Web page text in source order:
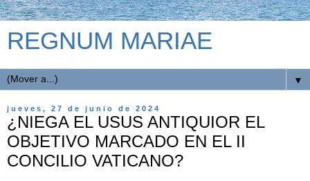
REGNUM MARIAE
▼
jueves, 27 de junio de 2024
¿NIEGA EL USUS ANTIQUIOR EL
OBJETIVO MARCADO EN EL II
CONCILIO VATICANO?